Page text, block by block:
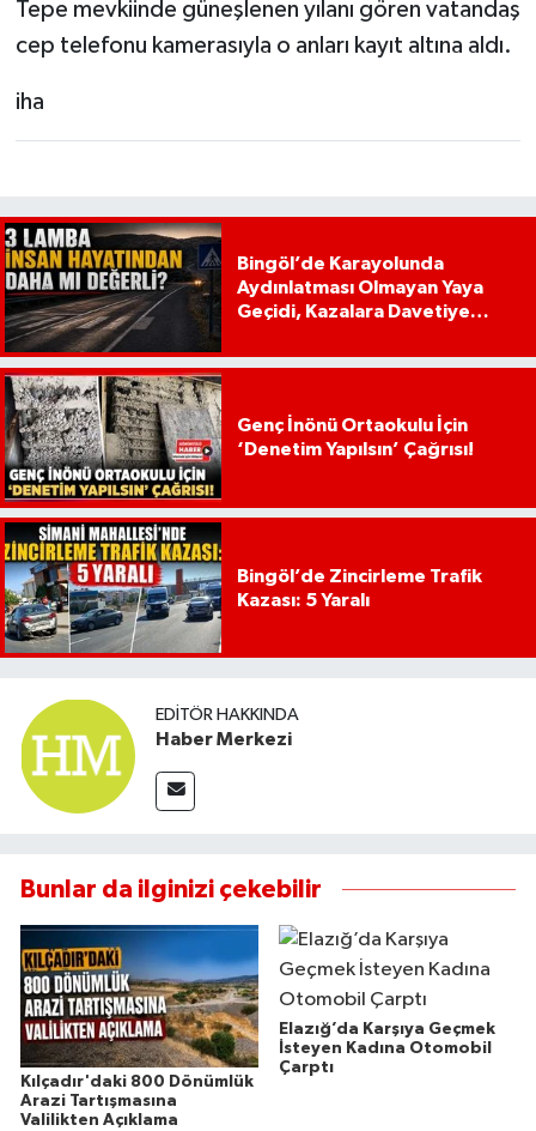
Tepe mevkiinde güneşlenen yılanı gören vatandaş
cep telefonu kamerasıyla o anları kayıt altına aldı.
iha
Bingöl’de Karayolunda
Aydınlatması Olmayan Yaya
Geçidi, Kazalara Davetiye
Genç İnönü Ortaokulu İçin
‘Denetim Yapılsın’ Çağrısı!
Bingöl’de Zincirleme Trafik
Kazası: 5 Yaralı
EDITÖR HAKKINDA
Haber Merkezi
Bunlar da ilginizi çekebilir
Kılçadır'daki 800 Dönümlük
Arazi Tartışmasına
Valilikten Açıklama
Elazığ’da Karşıya Geçmek
İsteyen Kadına Otomobil
Çarptı
YEDİSU